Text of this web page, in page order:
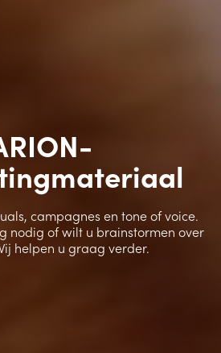
campagnes en tone of voice.
nodig of wilt u brainstormen over
helpen u graag verder.